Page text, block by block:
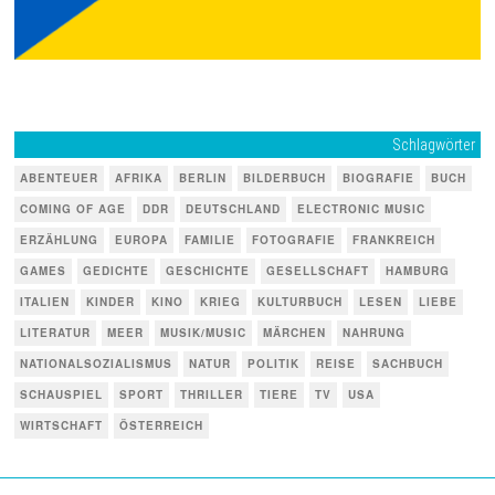
Schlagwörter
ABENTEUER AFRIKA BERLIN BILDERBUCH BIOGRAFIE
BUCH
COMING OF AGE
DDR DEUTSCHLAND
ELECTRONIC MUSIC
ERZÄHLUNG
EUROPA FAMILIE FOTOGRAFIE
FRANKREICH
GAMES
GEDICHTE GESCHICHTE GESELLSCHAFT
HAMBURG
ITALIEN
KINDER KINO KRIEG KULTURBUCH LESEN
LIEBE
LITERATUR
MEER MUSIK/MUSIC MÄRCHEN
NAHRUNG
NATIONALSOZIALISMUS
NATUR POLITIK REISE
SACHBUCH
SCHAUSPIEL
SPORT THRILLER TIERE TV
USA
WIRTSCHAFT
ÖSTERREICH